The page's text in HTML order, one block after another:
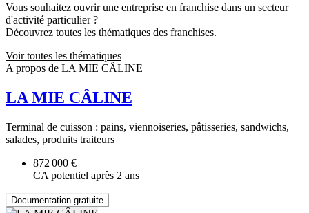
Vous souhaitez ouvrir une entreprise en franchise dans un secteur
d'activité particulier ?
Découvrez toutes les thématiques des franchises.
Voir toutes les thématiques
A propos de LA MIE CÂLINE
LA MIE CÂLINE
Terminal de cuisson : pains, viennoiseries, pâtisseries, sandwichs,
salades, produits traiteurs
872 000 €
CA potentiel après 2 ans
Documentation gratuite